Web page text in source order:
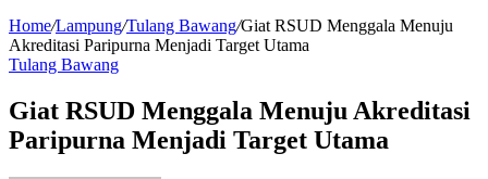
Home/Lampung/Tulang Bawang/Giat RSUD Menggala Menuju
Akreditasi Paripurna Menjadi Target Utama
Tulang Bawang
Giat RSUD Menggala Menuju Akreditasi
Paripurna Menjadi Target Utama